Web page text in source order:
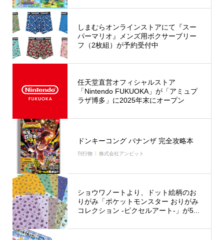
しまむらオンラインストアにて『スー
パーマリオ』メンズ用ボクサーブリー
フ（2枚組）が予約受付中
任天堂直営オフィシャルストア
「Nintendo FUKUOKA」が「アミュプ
ラザ博多」に2025年末にオープン
ドンキーコング バナンザ 完全攻略本
刊行物 株式会社アンビット
ショウワノートより、ドット絵柄のお
りがみ「ポケットモンスター おりがみ
コレクション -ピクセルアート-」が5...